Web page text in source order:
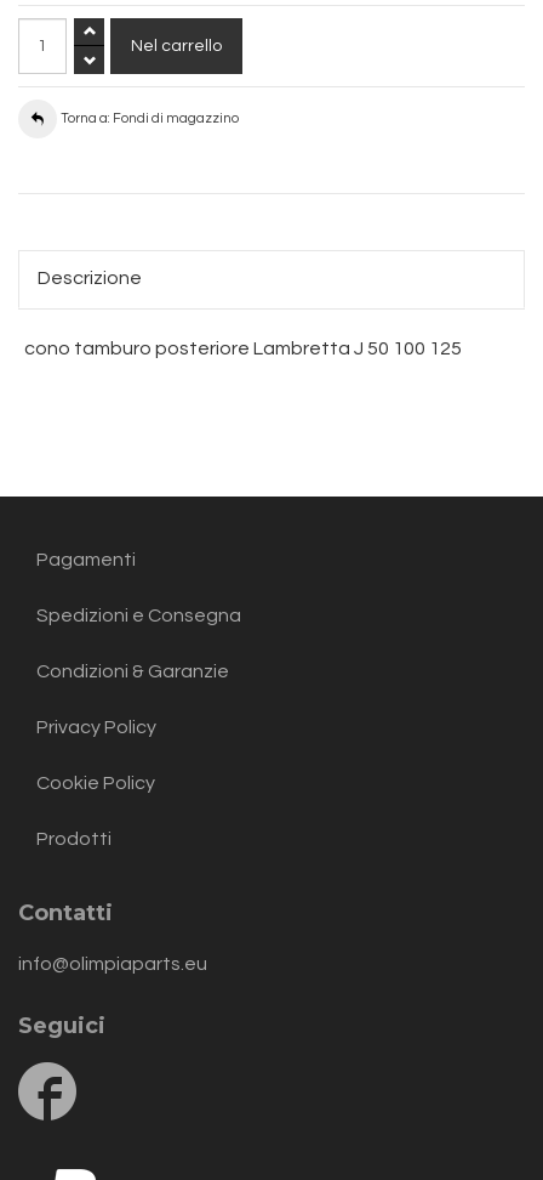
Torna a: Fondi di magazzino
Descrizione
cono tamburo posteriore Lambretta J 50 100 125
Pagamenti
Spedizioni e Consegna
Condizioni & Garanzie
Privacy Policy
Cookie Policy
Prodotti
Contatti
info@olimpiaparts.eu
Seguici
us